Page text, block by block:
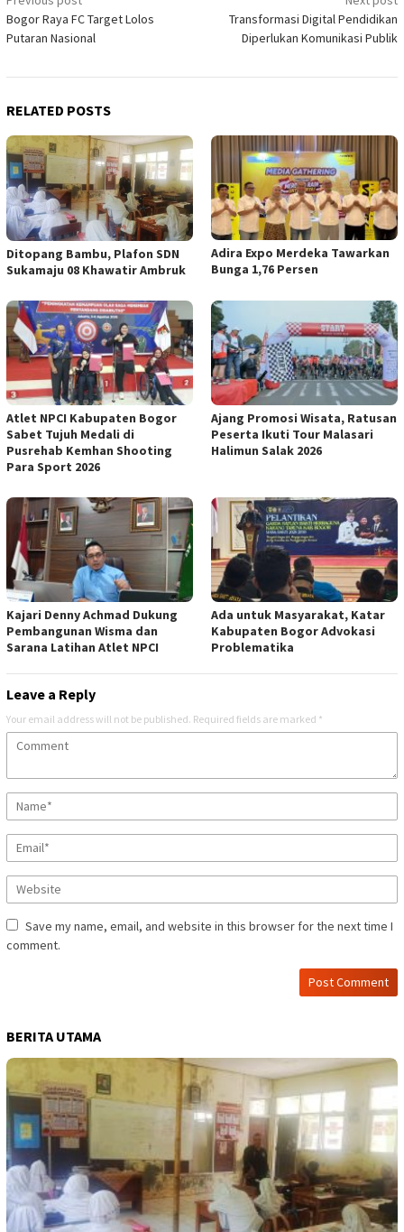
navigation
Bogor Raya FC Target Lolos
Putaran Nasional
Transformasi Digital Pendidikan
Diperlukan Komunikasi Publik
RELATED POSTS
Ditopang Bambu, Plafon SDN
Sukamaju 08 Khawatir Ambruk
Adira Expo Merdeka Tawarkan
Bunga 1,76 Persen
Atlet NPCI Kabupaten Bogor
Sabet Tujuh Medali di
Pusrehab Kemhan Shooting
Para Sport 2026
Ajang Promosi Wisata, Ratusan
Peserta Ikuti Tour Malasari
Halimun Salak 2026
Kajari Denny Achmad Dukung
Pembangunan Wisma dan
Sarana Latihan Atlet NPCI
Ada untuk Masyarakat, Katar
Kabupaten Bogor Advokasi
Problematika
Leave a Reply
Your email address will not be published. Required fields are marked *
Save my name, email, and website in this browser for the next time I
comment.
BERITA UTAMA